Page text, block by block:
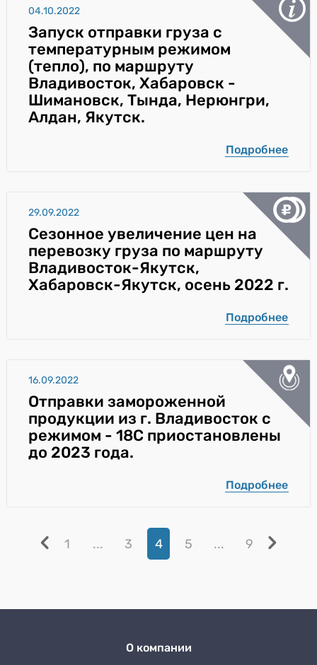
04.10.2022
Запуск отправки груза с
температурным режимом
(тепло), по маршруту
Владивосток, Хабаровск -
Шимановск, Тында, Нерюнгри,
Алдан, Якутск.
Подробнее
29.09.2022
Сезонное увеличение цен на
перевозку груза по маршруту
Владивосток-Якутск,
Хабаровск-Якутск, осень 2022 г.
Подробнее
16.09.2022
Отправки замороженной
продукции из г. Владивосток с
режимом - 18С приостановлены
до 2023 года.
Подробнее
1 ... 3 4 5 ... 9
О компании